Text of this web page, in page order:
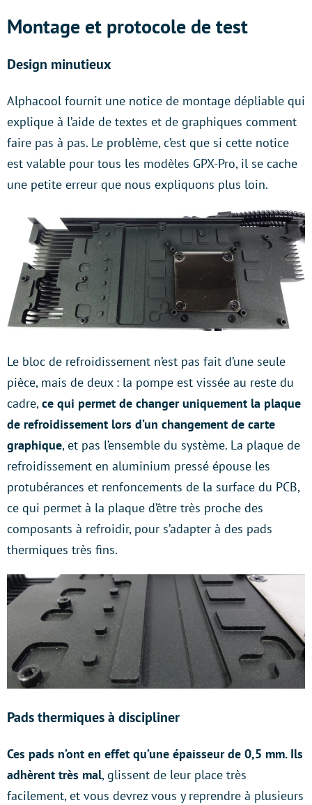
Montage et protocole de test
Design minutieux
Alphacool fournit une notice de montage dépliable qui
explique à l’aide de textes et de graphiques comment
faire pas à pas. Le problème, c’est que si cette notice
est valable pour tous les modèles GPX-Pro, il se cache
une petite erreur que nous expliquons plus loin.
Le bloc de refroidissement n’est pas fait d’une seule
pièce, mais de deux : la pompe est vissée au reste du
cadre,ce qui permet de changer uniquement la plaque
de refroidissement lors d’un changement de carte
graphique, et pas l’ensemble du système. La plaque de
refroidissement en aluminium pressé épouse les
protubérances et renfoncements de la surface du PCB,
ce qui permet à la plaque d’être très proche des
composants à refroidir, pour s’adapter à des pads
thermiques très fins.
Pads thermiques à discipliner
Ces pads n’ont en effet qu’une épaisseur de 0,5 mm. Ils
adhèrent très mal, glissent de leur place très
facilement, et vous devrez vous y reprendre à plusieurs